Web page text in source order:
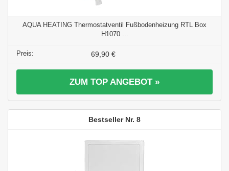
AQUA HEATING Thermostatventil Fußbodenheizung RTL Box
H1070 ...
69,90 €
ZUM TOP ANGEBOT »
8